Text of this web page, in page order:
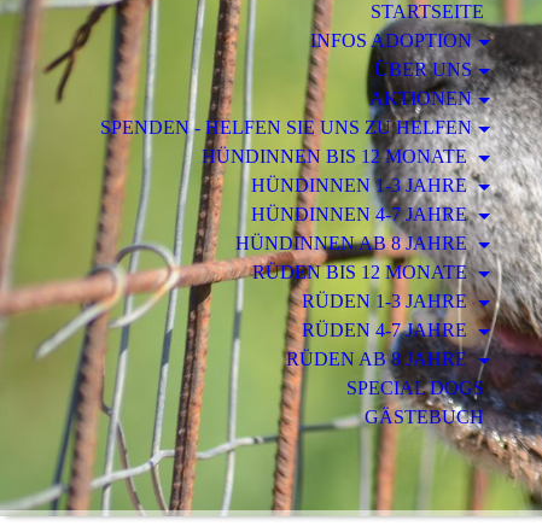
STARTSEITE
INFOS ADOPTION
ÜBER UNS
AKTIONEN
SPENDEN - HELFEN SIE UNS ZU HELFEN
HÜNDINNEN BIS 12 MONATE
HÜNDINNEN 1-3 JAHRE
HÜNDINNEN 4-7 JAHRE
HÜNDINNEN AB 8 JAHRE
RÜDEN BIS 12 MONATE
RÜDEN 1-3 JAHRE
RÜDEN 4-7 JAHRE
RÜDEN AB 8 JAHRE
SPECIAL DOGS
GÄSTEBUCH